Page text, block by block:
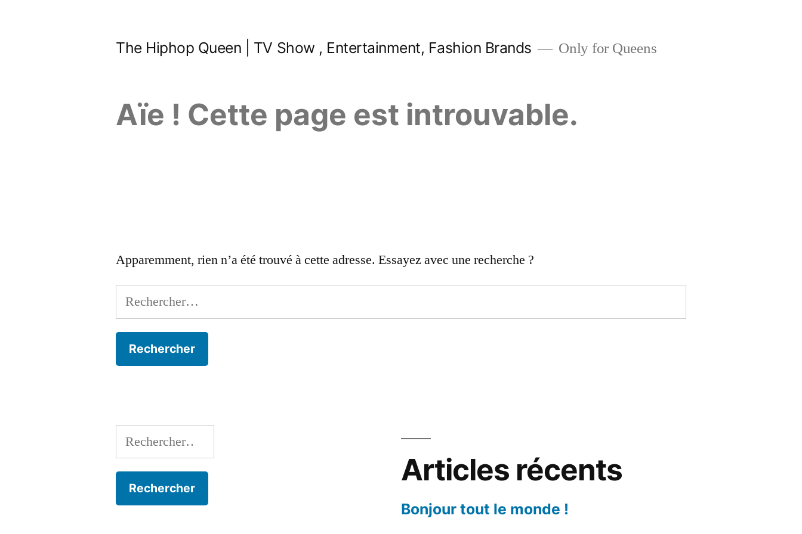
The Hiphop Queen | TV Show , Entertainment, Fashion Brands Only for Queens
Aïe ! Cette page est introuvable.
Apparemment, rien n’a été trouvé à cette adresse. Essayez avec une recherche ?
Rechercher :
Rechercher :
Articles récents
Bonjour tout le monde !